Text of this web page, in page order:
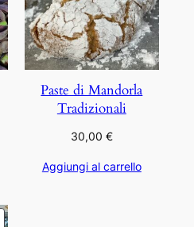
Paste di Mandorla
Tradizionali
30,00 €
Aggiungi al carrello
PRODOTTO